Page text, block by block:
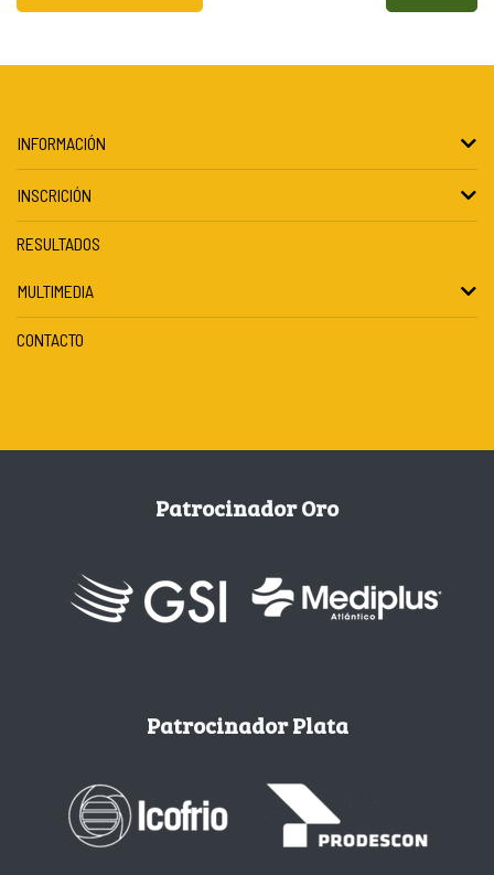
INFORMACIÓN
INSCRICIÓN
RESULTADOS
MULTIMEDIA
CONTACTO
Patrocinador Oro
Patrocinador Plata